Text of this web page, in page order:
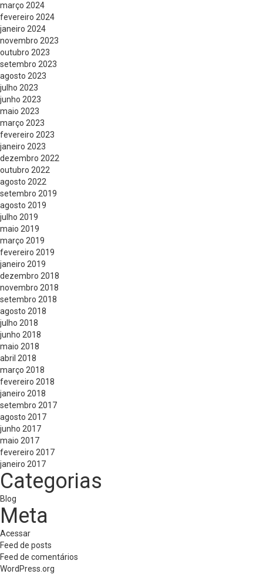
março 2024
fevereiro 2024
janeiro 2024
novembro 2023
outubro 2023
setembro 2023
agosto 2023
julho 2023
junho 2023
maio 2023
março 2023
fevereiro 2023
janeiro 2023
dezembro 2022
outubro 2022
agosto 2022
setembro 2019
agosto 2019
julho 2019
maio 2019
março 2019
fevereiro 2019
janeiro 2019
dezembro 2018
novembro 2018
setembro 2018
agosto 2018
julho 2018
junho 2018
maio 2018
abril 2018
março 2018
fevereiro 2018
janeiro 2018
setembro 2017
agosto 2017
junho 2017
maio 2017
fevereiro 2017
janeiro 2017
Categorias
Blog
Meta
Acessar
Feed de posts
Feed de comentários
WordPress.org